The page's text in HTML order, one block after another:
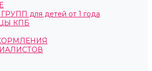
для детей от 1 года
КПБ